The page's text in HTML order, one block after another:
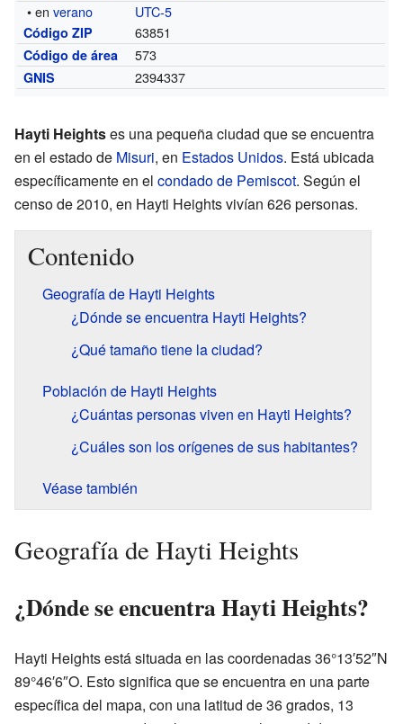
• enverano UTC-5
Código ZIP 63851
Código de área 573
GNIS 2394337
Hayti Heightses una pequeña ciudad que se encuentra
en el estado de Misuri, en Estados Unidos. Está ubicada
específicamente en el condado de Pemiscot. Según el
censo de 2010, en Hayti Heights vivían 626 personas.
Contenido
Geografía de Hayti Heights
¿Dónde se encuentra Hayti Heights?
¿Qué tamaño tiene la ciudad?
Población de Hayti Heights
¿Cuántas personas viven en Hayti Heights?
¿Cuáles son los orígenes de sus habitantes?
Véase también
Geografía de Hayti Heights
¿Dónde se encuentra Hayti Heights?
Hayti Heights está situada en las coordenadas 36°13′52″N
89°46′6″O. Esto significa que se encuentra en una parte
específica del mapa, con una latitud de 36 grados, 13